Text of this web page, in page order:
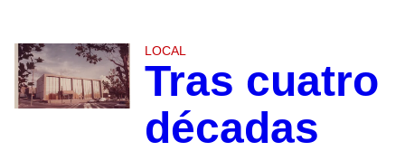
LOCAL
Tras cuatro
décadas